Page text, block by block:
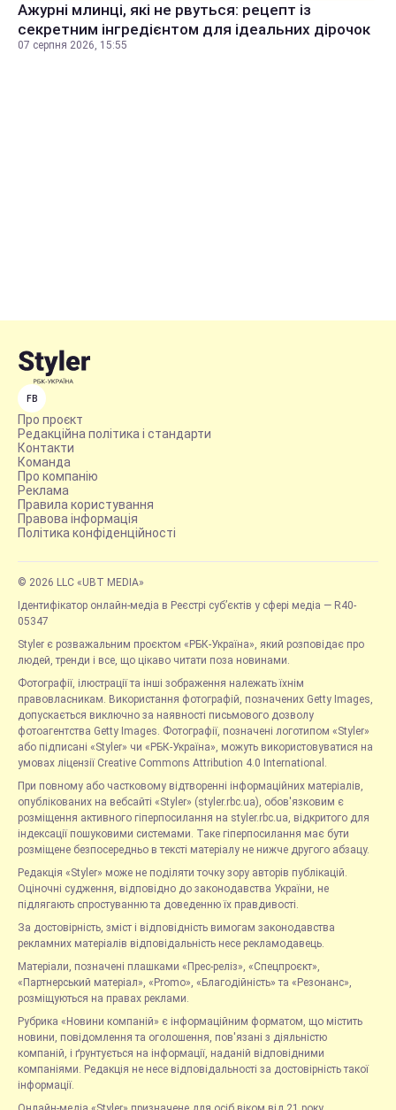
Ажурні млинці, які не рвуться: рецепт із
секретним інгредієнтом для ідеальних дірочок
07 серпня 2026, 15:55
FB
Про проєкт
Редакційна політика і стандарти
Контакти
Команда
Про компанію
Реклама
Правила користування
Правова інформація
Політика конфіденційності
© 2026 LLC «UBT MEDIA»
Ідентифікатор онлайн-медіа в Реєстрі суб’єктів у сфері медіа — R40-
05347
Styler є розважальним проєктом «РБК-Україна», який розповідає про
людей, тренди і все, що цікаво читати поза новинами.
Фотографії, ілюстрації та інші зображення належать їхнім
правовласникам. Використання фотографій, позначених Getty Images,
допускається виключно за наявності письмового дозволу
фотоагентства Getty Images. Фотографії, позначені логотипом «Styler»
або підписані «Styler» чи «РБК-Україна», можуть використовуватися на
умовах ліцензії Creative Commons Attribution 4.0 International.
При повному або частковому відтворенні інформаційних матеріалів,
опублікованих на вебсайті «Styler» (styler.rbc.ua), обов'язковим є
розміщення активного гіперпосилання на styler.rbc.ua, відкритого для
індексації пошуковими системами. Таке гіперпосилання має бути
розміщене безпосередньо в тексті матеріалу не нижче другого абзацу.
Редакція «Styler» може не поділяти точку зору авторів публікацій.
Оціночні судження, відповідно до законодавства України, не
підлягають спростуванню та доведенню їх правдивості.
За достовірність, зміст і відповідність вимогам законодавства
рекламних матеріалів відповідальність несе рекламодавець.
Матеріали, позначені плашками «Прес-реліз», «Спецпроєкт»,
«Партнерський матеріал», «Promo», «Благодійність» та «Резонанс»,
розміщуються на правах реклами.
Рубрика «Новини компаній» є інформаційним форматом, що містить
новини, повідомлення та оголошення, пов'язані з діяльністю
компаній, і ґрунтується на інформації, наданій відповідними
компаніями. Редакція не несе відповідальності за достовірність такої
інформації.